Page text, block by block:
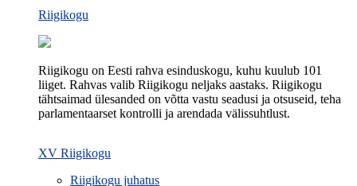
Riigikogu
Riigikogu on Eesti rahva esinduskogu, kuhu kuulub 101
liiget. Rahvas valib Riigikogu neljaks aastaks. Riigikogu
tähtsaimad ülesanded on võtta vastu seadusi ja otsuseid, teha
parlamentaarset kontrolli ja arendada välissuhtlust.
XV Riigikogu
Riigikogu juhatus